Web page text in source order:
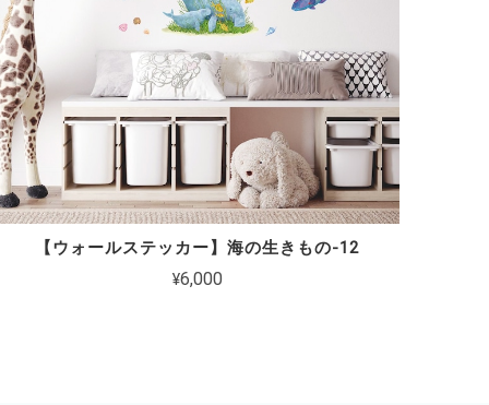
【ウォールステッカー】海の生きもの-12
¥6,000